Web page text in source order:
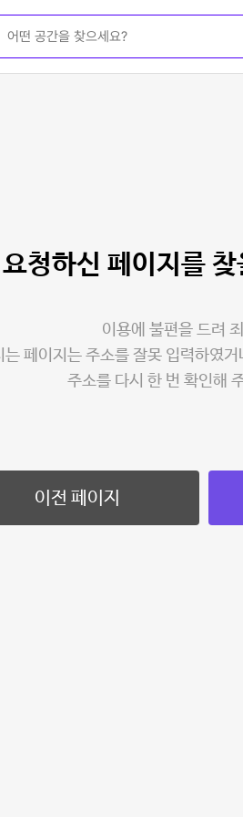
요청하신 페이지를 찾
이용에 불편을 드려
는 페이지는 주소를 잘못 입력하였
주소를 다시 한 번 확인해
이전 페이지